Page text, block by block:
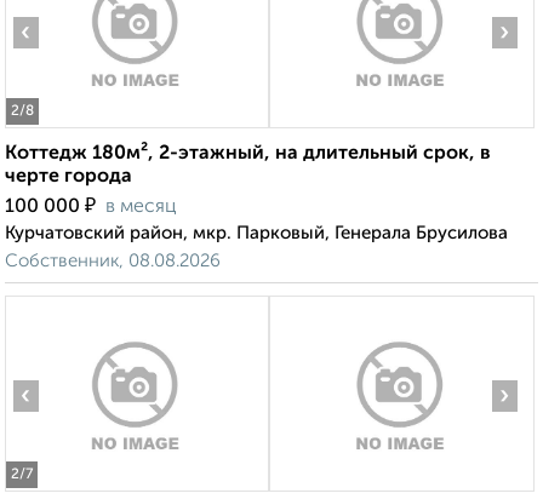
2/8
‹ ›
Коттедж 180м², 2-этажный, на длительный срок, в
черте города
100 000 ₽ в месяц
Курчатовский район, мкр. Парковый, Генерала Брусилова
Собственник, 08.08.2026
2/7
‹ ›